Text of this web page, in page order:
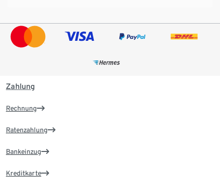
Zahlung
Rechnung
Ratenzahlung
Bankeinzug
Kreditkarte